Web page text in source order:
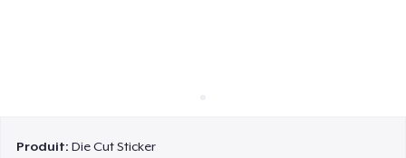
Produit:Die Cut Sticker